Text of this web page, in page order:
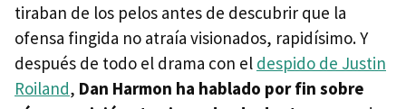
tiraban de los pelos antes de descubrir que la
ofensa fingida no atraía visionados, rapidísimo. Y
después de todo el drama con el despido de Justin
Roiland, Dan Harmon ha hablado por fin sobre